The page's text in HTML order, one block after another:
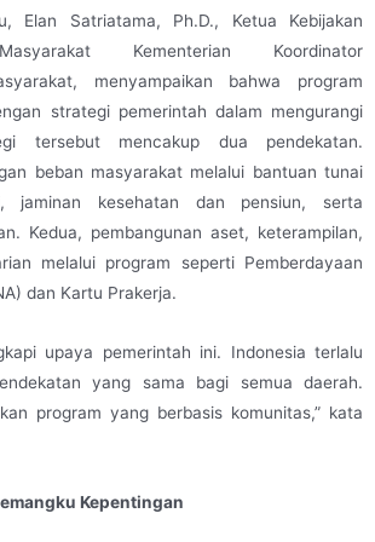
Elan Satriatama, Ph.D., Ketua Kebijakan
Kementerian Koordinator
menyampaikan bahwa program
strategi pemerintah dalam mengurangi
tersebut mencakup dua pendekatan.
beban masyarakat melalui bantuan tunai
jaminan kesehatan dan pensiun, serta
Kedua, pembangunan aset, keterampilan,
melalui program seperti Pemberdayaan
dan Kartu Prakerja.
upaya pemerintah ini. Indonesia terlalu
yang sama bagi semua daerah.
program yang berbasis komunitas,” kata
Kepentingan